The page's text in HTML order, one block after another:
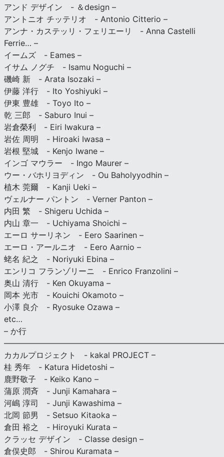
アンド デザイン - ＆design –
アントニオ チッテリオ - Antonio Citterio –
アンナ・カステッリ・フェリエーリ - Anna Castelli
Ferrie… –
イームズ - Eames –
イサム ノグチ - Isamu Noguchi –
磯崎 新 - Arata Isozaki –
伊藤 洋行 - Ito Yoshiyuki –
伊東 豊雄 - Toyo Ito –
乾 三郎 - Saburo Inui –
岩倉榮利 - Eiri Iwakura –
岩佐 周明 - Hiroaki Iwasa –
岩根 堅城 - Kenjo Iwane –
インゴ マウラー - Ingo Maurer –
ウー・バホリヨディン - Ou Baholyyodhin –
植木 莞爾 - Kanji Ueki –
ヴェルナー パントン - Verner Panton –
内田 繁 - Shigeru Uchida –
内山 章一 - Uchiyama Shoichi –
エーロ サーリネン - Eero Saarinen –
エーロ・アールニオ - Eero Aarnio –
蛯名 紀之 - Noriyuki Ebina –
エンリコ フランゾリーニ - Enrico Franzolini –
奥山 清行 - Ken Okuyama –
岡本 光市 - Kouichi Okamoto –
小澤 良介 - Ryosuke Ozawa –
etc…
– か行
カカルプロジェクト - kakal PROJECT –
桂 秀年 - Katura Hidetoshi –
鹿野敬子 - Keiko Kano –
蒲原 潤斉 - Junji Kamahara –
河嶋 淳司 - Junji Kawashima –
北岡 節男 - Setsuo Kitaoka –
倉田 裕之 - Hiroyuki Kurata –
クラッセ デザイン - Classe design –
倉俣史郎 - Shirou Kuramata –